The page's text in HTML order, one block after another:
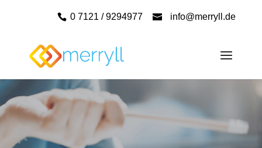
0 7121 / 9294977 info@merryll.de